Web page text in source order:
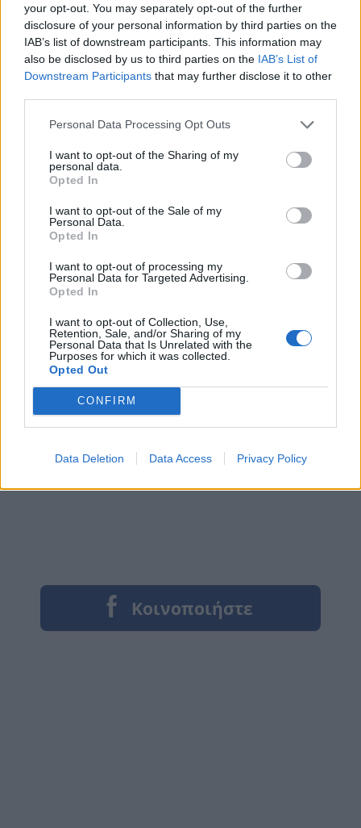
your opt-out. You may separately opt-out of the further
disclosure of your personal information by third parties on the
IAB’s list of downstream participants. This information may
also be disclosed by us to third parties on the IAB’s List of
Downstream Participants that may further disclose it to other
Personal Data Processing Opt Outs
I want to opt-out of the Sharing of my
personal data.
Opted In
I want to opt-out of the Sale of my
Personal Data.
Opted In
I want to opt-out of processing my
Personal Data for Targeted Advertising.
Opted In
I want to opt-out of Collection, Use,
Retention, Sale, and/or Sharing of my
Personal Data that Is Unrelated with the
Purposes for which it was collected.
Opted Out
CONFIRM
Data Deletion Data Access Privacy Policy
παντρεύτηκε”, είναι σαν να μου έριξες
τηγανιά στο κεφάλι. Δεν πιστεύω ότι το
άκουσα αυτή τη χρονιά“.